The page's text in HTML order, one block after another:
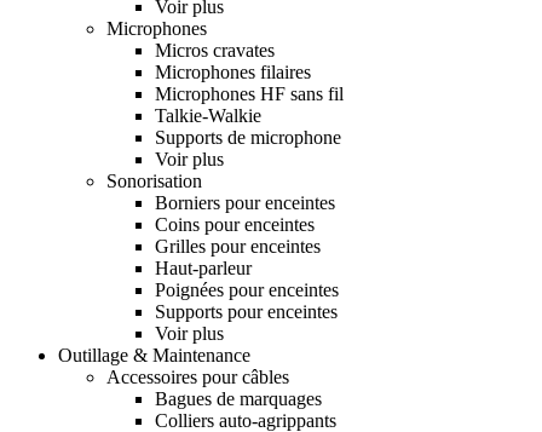
Voir plus
Microphones
Micros cravates
Microphones filaires
Microphones HF sans fil
Talkie-Walkie
Supports de microphone
Voir plus
Sonorisation
Borniers pour enceintes
Coins pour enceintes
Grilles pour enceintes
Haut-parleur
Poignées pour enceintes
Supports pour enceintes
Voir plus
Outillage & Maintenance
Accessoires pour câbles
Bagues de marquages
Colliers auto-agrippants